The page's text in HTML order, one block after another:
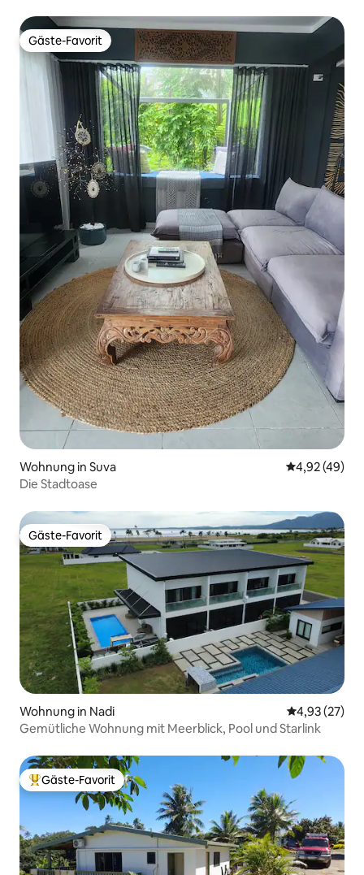
Gäste-Favorit
Gäste-Favorit
Wohnung in Suva
4,92 (49)
Die Stadtoase
Gäste-Favorit
Gäste-Favorit
Wohnung in Nadi
4,93 (27)
Gemütliche Wohnung mit Meerblick, Pool und Starlink
Beliebter Gäste-Favorit.
Gäste-Favorit